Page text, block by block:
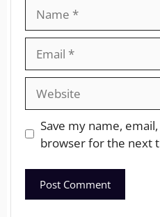
Save my name,
browser for the next